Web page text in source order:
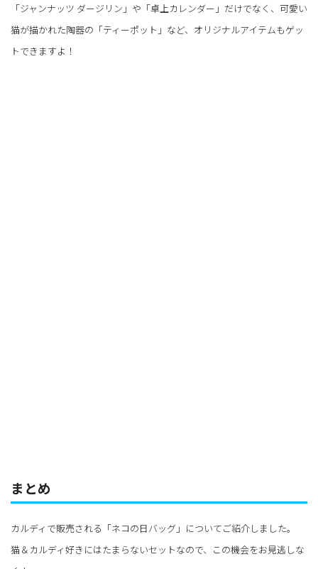
「ジャンナッツ ダージリン」や「卓上カレンダー」だけでなく、可愛い
猫が描かれた陶器の「ティーポット」など、オリジナルアイテムもゲッ
トできますよ！
まとめ
カルディで販売される「ネコの日バッグ」についてご紹介しました。
猫＆カルディ好きにはたまらないセットなので、この機会をお見逃しな